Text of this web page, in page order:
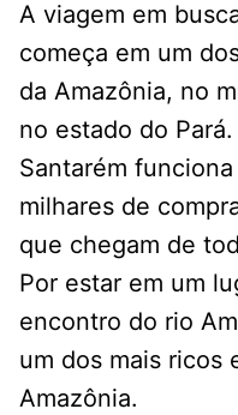
A viagem em
começa em um
da Amazônia, no
no estado do
Santarém
milhares de
que chegam de
Por estar em um
encontro do rio
um dos mais ricos
Amazônia.